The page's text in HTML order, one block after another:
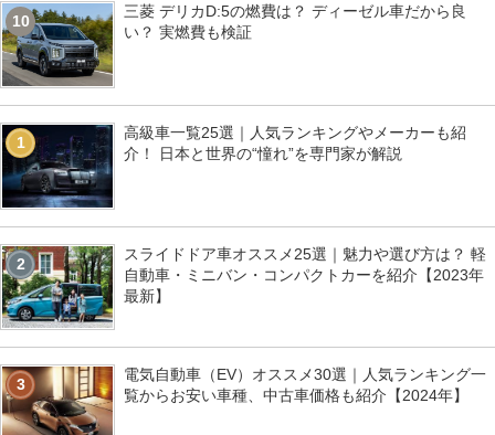
10
三菱 デリカD:5の燃費は？ ディーゼル車だから良
い？ 実燃費も検証
1
高級車一覧25選｜人気ランキングやメーカーも紹
介！ 日本と世界の“憧れ”を専門家が解説
2
スライドドア車オススメ25選｜魅力や選び方は？ 軽
自動車・ミニバン・コンパクトカーを紹介【2023年
最新】
3
電気自動車（EV）オススメ30選｜人気ランキング一
覧からお安い車種、中古車価格も紹介【2024年】